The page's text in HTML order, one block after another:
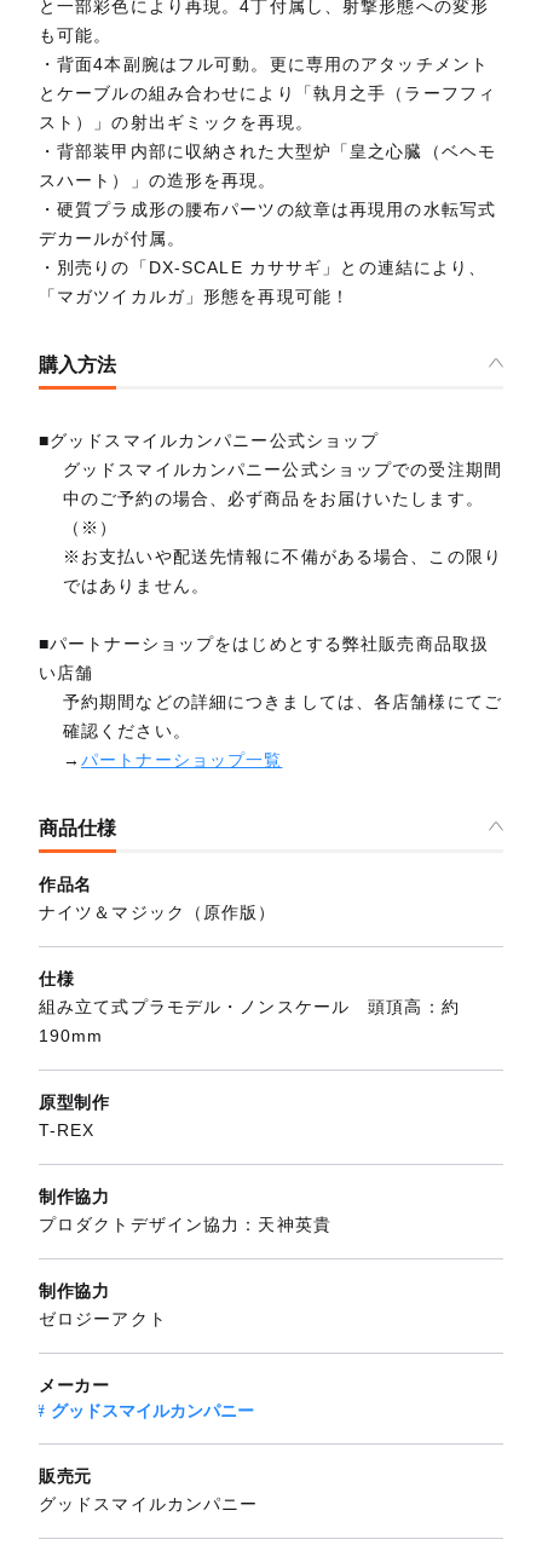
と一部彩色により再現。4丁付属し、射撃形態への変形
も可能。
・背面4本副腕はフル可動。更に専用のアタッチメント
とケーブルの組み合わせにより「執月之手（ラーフフィ
スト）」の射出ギミックを再現。
・背部装甲内部に収納された大型炉「皇之心臓（ベヘモ
スハート）」の造形を再現。
・硬質プラ成形の腰布パーツの紋章は再現用の水転写式
デカールが付属。
・別売りの「DX-SCALE カササギ」との連結により、
「マガツイカルガ」形態を再現可能！
購入方法
■グッドスマイルカンパニー公式ショップ
グッドスマイルカンパニー公式ショップでの受注期間
中のご予約の場合、必ず商品をお届けいたします。
（※）
※お支払いや配送先情報に不備がある場合、この限り
ではありません。
■パートナーショップをはじめとする弊社販売商品取扱
い店舗
予約期間などの詳細につきましては、各店舗様にてご
確認ください。
→パートナーショップ一覧
商品仕様
作品名
ナイツ＆マジック（原作版）
仕様
組み立て式プラモデル・ノンスケール 頭頂高：約
190mm
原型制作
T-REX
制作協力
プロダクトデザイン協力：天神英貴
制作協力
ゼロジーアクト
メーカー
グッドスマイルカンパニー
販売元
グッドスマイルカンパニー